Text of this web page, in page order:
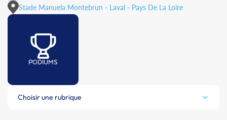
Stade Manuela Montebrun - Laval - Pays De La Loire
PODIUMS
Choisir une rubrique